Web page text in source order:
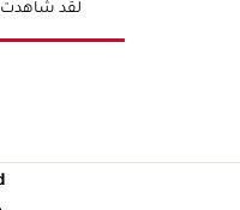
لقد شاهدت 6 من 6 من المنتجات